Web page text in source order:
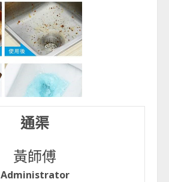
通渠
黃師傅
Administrator